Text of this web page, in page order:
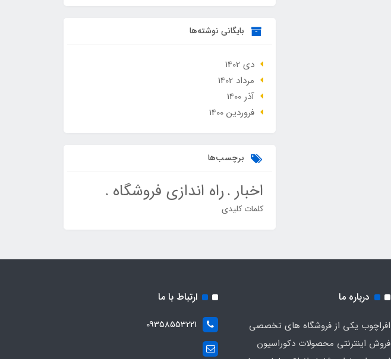
بایگانی نوشته‌ها
دی 1402
مرداد 1402
آذر 1400
فروردین 1400
برچسب‌ها
اخبار راه اندازی فروشگاه
کلمات کلیدی
درباره ما
افراچوب یکی از فروشگاه های تخصصی
فروش اینترنتی محصولات دکوراسیون
ارتباط با ما
09358553221